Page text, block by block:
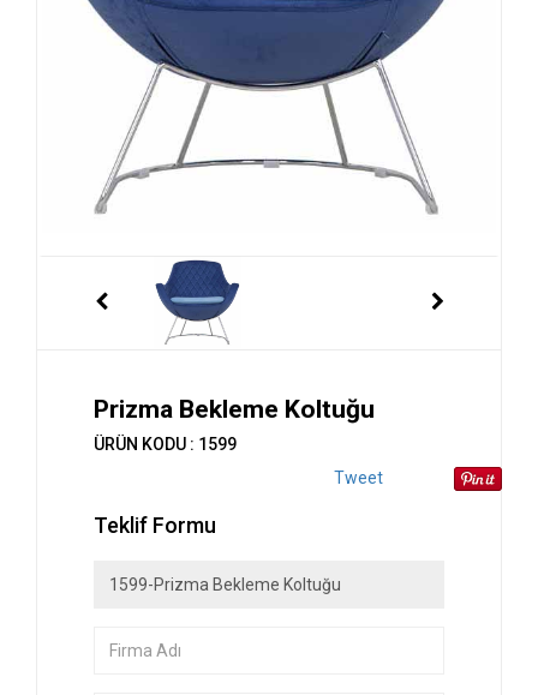
Prizma Bekleme Koltuğu
ÜRÜN KODU : 1599
Tweet
Teklif Formu